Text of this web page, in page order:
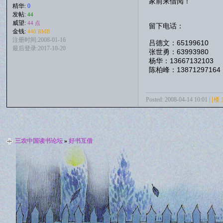
精华:0
发帖:44
威望:44 点
金钱:440 RMB
注册时间:2008-01-16
最后登录:2017-10-20
留下电话：
吕德文：65199610
张世勇：63993980
杨华：13667132103
陈柏峰：13871297164
Posted: 2008-04-14 10:01 | [楼
三农中国读书论坛 »好书互借